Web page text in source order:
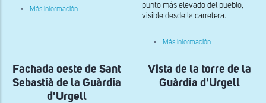
Más información
reutilizadas
del
Castillo
de
punto más elevado del pueblo,
visible desde la carretera.
Más información
de
Andreu
Fachada oeste de Sant
Sebastià de la Guàrdia
d'Urgell
Vista de la torre de la
Guàrdia d'Urgell